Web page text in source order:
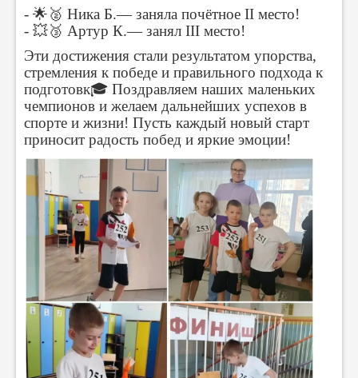
- 🌟🥈 Ника Б.— заняла почётное II место!
- 💥🥉 Артур К.— занял III место!
Эти достижения стали результатом упорства,
стремления к победе и правильного подхода к
подготовк🎓 Поздравляем наших маленьких
чемпионов и желаем дальнейших успехов в
спорте и жизни! Пусть каждый новый старт
приносит радость побед и яркие эмоции!